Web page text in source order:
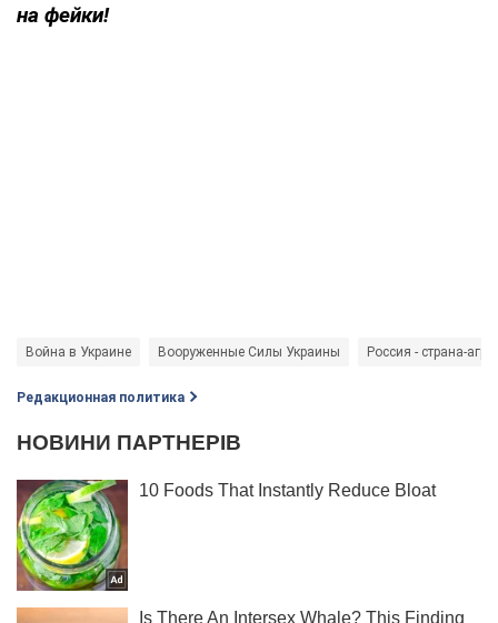
на фейки!
Война в Украине Вооруженные Силы Украины Россия - страна-
Редакционная политика